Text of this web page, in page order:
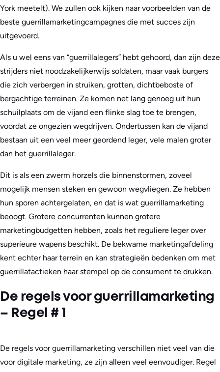
York meetelt). We zullen ook kijken naar voorbeelden van de
beste guerrillamarketingcampagnes die met succes zijn
uitgevoerd.
Als u wel eens van “guerrillalegers” hebt gehoord, dan zijn deze
strijders niet noodzakelijkerwijs soldaten, maar vaak burgers
die zich verbergen in struiken, grotten, dichtbeboste of
bergachtige terreinen. Ze komen net lang genoeg uit hun
schuilplaats om de vijand een flinke slag toe te brengen,
voordat ze ongezien wegdrijven. Ondertussen kan de vijand
bestaan uit een veel meer geordend leger, vele malen groter
dan het guerrillaleger.
Dit is als een zwerm horzels die binnenstormen, zoveel
mogelijk mensen steken en gewoon wegvliegen. Ze hebben
hun sporen achtergelaten, en dat is wat guerrillamarketing
beoogt. Grotere concurrenten kunnen grotere
marketingbudgetten hebben, zoals het reguliere leger over
superieure wapens beschikt. De bekwame marketingafdeling
kent echter haar terrein en kan strategieën bedenken om met
guerrillatactieken haar stempel op de consument te drukken.
De regels voor guerrillamarketing
– Regel # 1
De regels voor guerrillamarketing verschillen niet veel van die
voor digitale marketing, ze zijn alleen veel eenvoudiger. Regel